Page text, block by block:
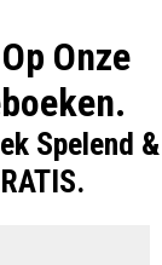
Onze
Spelend &